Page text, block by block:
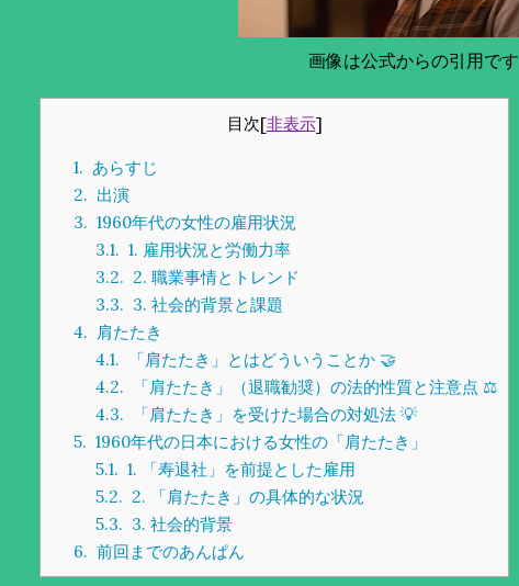
画像は公式からの引用です
目次[非表示]
1. あらすじ
2. 出演
3. 1960年代の女性の雇用状況
3.1. 1. 雇用状況と労働力率
3.2. 2. 職業事情とトレンド
3.3. 3. 社会的背景と課題
4. 肩たたき
4.1.
「肩たたき」とはどういうことか 🤝
4.2.
「肩たたき」（退職勧奨）の法的性質と注意点 ⚖️
4.3.
「肩たたき」を受けた場合の対処法 💡
5. 1960年代の日本における女性の「肩たたき」
5.1. 1. 「寿退社」を前提とした雇用
5.2. 2. 「肩たたき」の具体的な状況
5.3. 3. 社会的背景
6. 前回までのあんぱん